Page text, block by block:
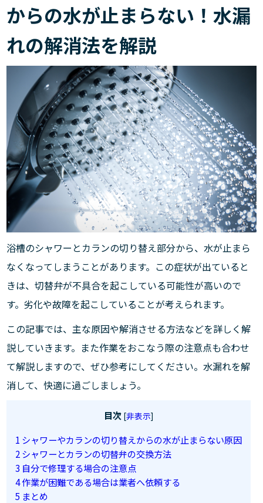
からの水が止まらない！水漏
れの解消法を解説
浴槽のシャワーとカランの切り替え部分から、水が止まら
なくなってしまうことがあります。この症状が出ていると
きは、切替弁が不具合を起こしている可能性が高いので
す。劣化や故障を起こしていることが考えられます。
この記事では、主な原因や解消させる方法などを詳しく解
説していきます。また作業をおこなう際の注意点も合わせ
て解説しますので、ぜひ参考にしてください。水漏れを解
消して、快適に過ごしましょう。
目次 [非表示]
1 シャワーやカランの切り替えからの水が止まらない原因
2シャワーとカランの切替弁の交換方法
3 自分で修理する場合の注意点
4作業が困難である場合は業者へ依頼する
5 まとめ